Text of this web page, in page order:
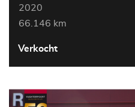
2020
66.146 km
Verkocht